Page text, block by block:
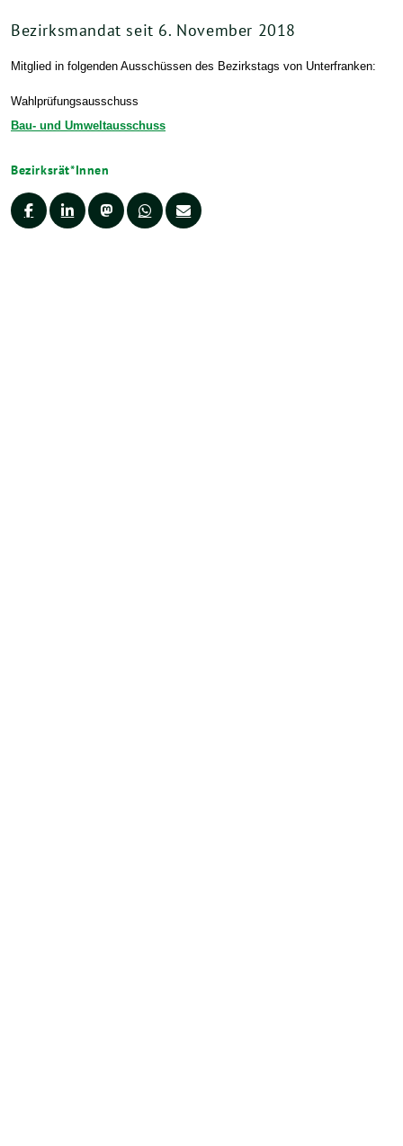
Bezirksmandat seit 6. November 2018
Mitglied in folgenden Ausschüssen des Bezirkstags von Unterfranken:
Wahlprüfungsausschuss
Bau- und Umweltausschuss
Bezirksrät*Innen